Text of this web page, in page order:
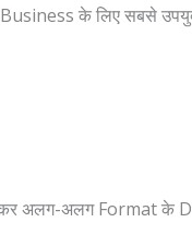
के लिए सबसे
अलग-अलग Format के